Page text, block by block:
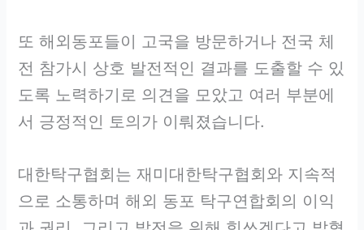
또 해외동포들이 고국을 방문하거나 전국 체
전 참가시 상호 발전적인 결과를 도출할 수 있
도록 노력하기로 의견을 모았고 여러 부분에
서 긍정적인 토의가 이뤄졌습니다.
대한탁구협회는 재미대한탁구협회와 지속적
으로 소통하며 해외 동포 탁구연합회의 이익